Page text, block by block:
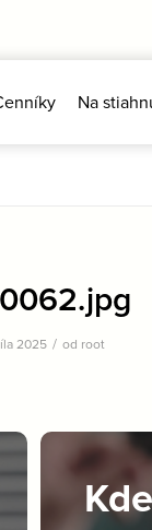
Na
2025 / od root